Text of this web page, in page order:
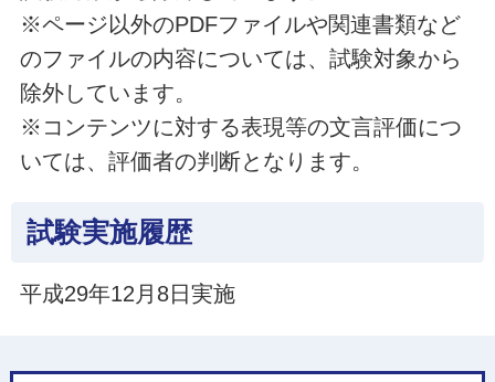
※ページ以外のPDFファイルや関連書類など
のファイルの内容については、試験対象から
除外しています。
※コンテンツに対する表現等の文言評価につ
いては、評価者の判断となります。
試験実施履歴
平成29年12月8日実施